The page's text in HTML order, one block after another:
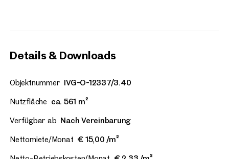
Details & Downloads
Objektnummer IVG-O-12337/3.40
Nutzfläche ca. 561 m²
Verfügbar ab Nach Vereinbarung
Nettomiete/Monat € 15,00 /m²